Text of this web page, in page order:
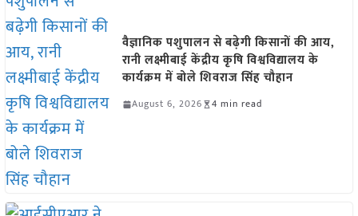
वैज्ञानिक पशुपालन से बढ़ेगी किसानों की आय,
रानी लक्ष्मीबाई केंद्रीय कृषि विश्वविद्यालय के
कार्यक्रम में बोले शिवराज सिंह चौहान
August 6, 2026 4 min read